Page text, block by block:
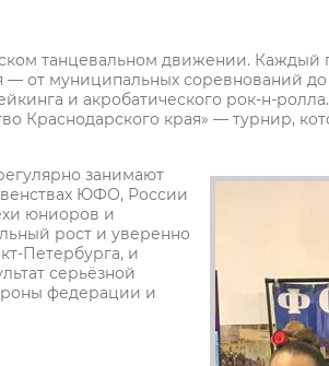
танцевальном движении. Каждый
— от муниципальных соревнований
и акробатического рок-н-
Краснодарского края» — турнир,
занимают
ЮФО, России
юниоров и
рост и уверенно
Петербурга, и
серьёзной
федерации и